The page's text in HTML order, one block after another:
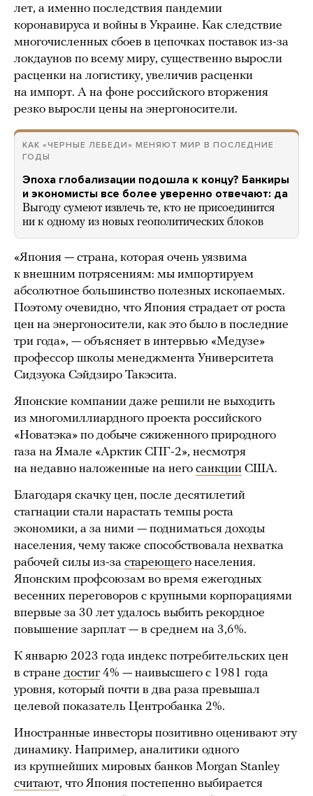
лет, а именно последствия пандемии
коронавируса и войны в Украине. Как следствие
многочисленных сбоев в цепочках поставок из-за
локдаунов по всему миру, существенно выросли
расценки на логистику, увеличив расценки
на импорт. А на фоне российского вторжения
резко выросли цены на энергоносители.
КАК «ЧЕРНЫЕ ЛЕБЕДИ» МЕНЯЮТ МИР В ПОСЛЕДНИЕ
ГОДЫ
Эпоха глобализации подошла к концу? Банкиры
и экономисты все более уверенно отвечают: да
Выгоду сумеют извлечь те, кто не присоединится
ни к одному из новых геополитических блоков
«Япония — страна, которая очень уязвима
к внешним потрясениям: мы импортируем
абсолютное большинство полезных ископаемых.
Поэтому очевидно, что Япония страдает от роста
цен на энергоносители, как это было в последние
три года», — объясняет в интервью «Медузе»
профессор школы менеджмента Университета
Сидзуока Сэйдзиро Такэсита.
Японские компании даже решили не выходить
из многомиллиардного проекта российского
«Новатэка» по добыче сжиженного природного
газа на Ямале «Арктик СПГ-2», несмотря
на недавно наложенные на него санкции США.
Благодаря скачку цен, после десятилетий
стагнации стали нарастать темпы роста
экономики, а за ними — подниматься доходы
населения, чему также способствовала нехватка
рабочей силы из-за стареющего населения.
Японским профсоюзам во время ежегодных
весенних переговоров с крупными корпорациями
впервые за 30 лет удалось выбить рекордное
повышение зарплат — в среднем на 3,6%.
К январю 2023 года индекс потребительских цен
в стране достиг4% — наивысшего с 1981 года
уровня, который почти в два раза превышал
целевой показатель Центробанка 2%.
Иностранные инвесторы позитивно оценивают эту
динамику. Например, аналитики одного
из крупнейших мировых банков Morgan Stanley
считают, что Япония постепенно выбирается